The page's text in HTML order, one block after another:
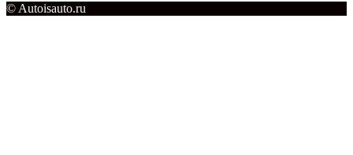
© Autoisauto.ru